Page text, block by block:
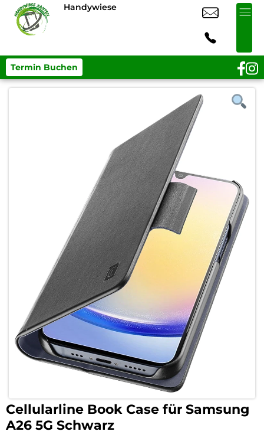
Handywiese
Termin Buchen
Cellularline Book Case für Samsung
A26 5G Schwarz